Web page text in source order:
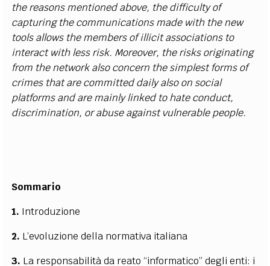
the reasons mentioned above, the difficulty of
capturing the communications made with the new
tools allows the members of illicit associations to
interact with less risk. Moreover, the risks originating
from the network also concern the simplest forms of
crimes that are committed daily also on social
platforms and are mainly linked to hate conduct,
discrimination, or abuse against vulnerable people.
Sommario
1. Introduzione
2. L’evoluzione della normativa italiana
3. La responsabilità da reato “informatico” degli enti: i